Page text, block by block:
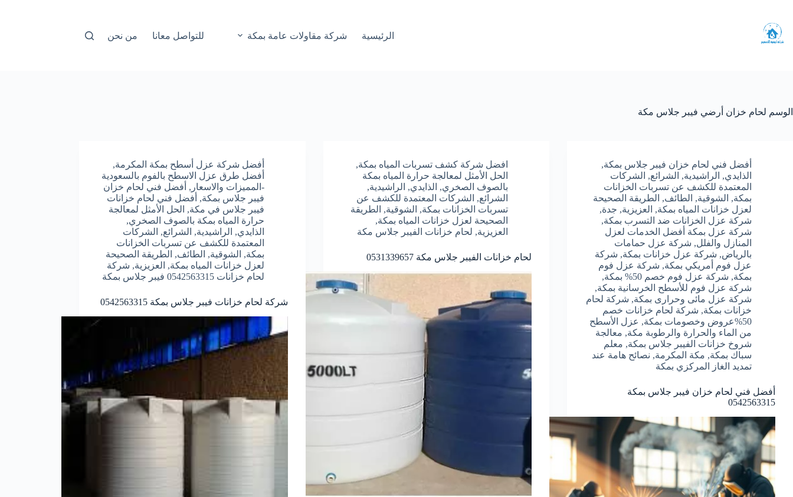
المحتوى
الرئيسية شركة مقاولات عامة بمكة للتواصل معانا من نحن
الوسم لحام خزان أرضي فيبر جلاس مكة
أفضل فني لحام خزان فيبر جلاس بمكة,
الذايدي, الراشيدية, الشرائع, الشركات
المعتمدة للكشف عن تسربات الخزانات
بمكة, الشوقية, الطائف, الطريقة الصحيحة
لعزل خزانات المياه بمكة, العزيزية, جدة,
شركة عزل الخزانات ضد التسرب بمكة,
شركة عزل بمكة أفضل الخدمات لعزل
المنازل والفلل, شركة عزل حمامات
بالرياض, شركة عزل خزانات بمكة, شركة
عزل فوم أمريكي بمكة, شركة عزل فوم
بمكة, شركة عزل فوم خصم 50% بمكة
,
شركة عزل فوم للأسطح الخرسانية بمكة,
شركة عزل مائى وحرارى بمكة, شركة لحام
خزانات بمكة, شركة لحام خزانات خصم
50%عروض وخصومات بمكة
, عزل الأسطح
من الماء والحرارة والرطوبة مكة, معالجة
شروخ خزانات الفيبر جلاس بمكة, معلم
سباك بمكة, مكة المكرمة, نصائح هامة عند
تمديد الغاز المركزي بمكة
أفضل فني لحام خزان فيبر جلاس بمكة
0542563315
افضل شركة كشف تسربات المياه بمكة,
الحل الأمثل لمعالجة حرارة المياه بمكة
بالصوف الصخري, الذايدي, الراشيدية,
الشرائع, الشركات المعتمدة للكشف عن
تسربات الخزانات بمكة, الشوقية, الطريقة
الصحيحة لعزل خزانات المياه بمكة,
العزيزية, لحام خزانات الفيبر جلاس مكة
لحام خزانات الفيبر جلاس مكة 0531339657
أفضل شركة عزل أسطح بمكة المكرمة,
أفضل طرق عزل الاسطح بالفوم بالسعودية
-المميزات والاسعار , أفضل فني لحام خزان
فيبر جلاس بمكة, أفضل فني لحام خزانات
فيبر جلاس في مكة, الحل الأمثل لمعالجة
حرارة المياه بمكة بالصوف الصخري,
الذايدي, الراشيدية, الشرائع, الشركات
المعتمدة للكشف عن تسربات الخزانات
بمكة, الشوقية, الطائف, الطريقة الصحيحة
لعزل خزانات المياه بمكة, العزيزية, شركة
لحام خزانات 0542563315 فيبر جلاس بمكة
شركة لحام خزانات فيبر جلاس بمكة 0542563315